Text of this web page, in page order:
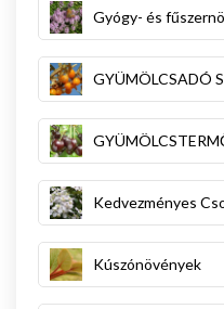
Gyógy- és
GYÜMÖLCSADÓ
Kedvezményes
Kúszónövények